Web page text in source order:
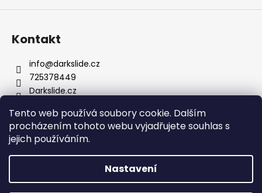
Tento web používá soubory cookie. Dalším
procházením tohoto webu vyjadřujete souhlas s
jejich používáním.
Nastavení
?
Kontakt
info@darkslide.cz
725378449
Darkslide.cz